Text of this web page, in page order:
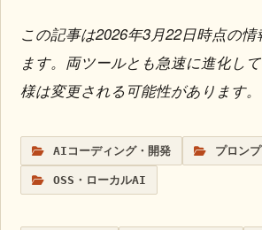
この記事は2026年3月22日時点の
ます。両ツールとも急速に進化し
様は変更される可能性があります。
AIコーディング・開発 プロンプ
OSS・ローカルAI